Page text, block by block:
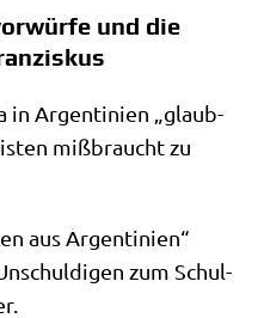
und die
in Argen­ti­ni­en „glaub­
miß­braucht zu
aus Argen­ti­ni­en“
zum Schul­